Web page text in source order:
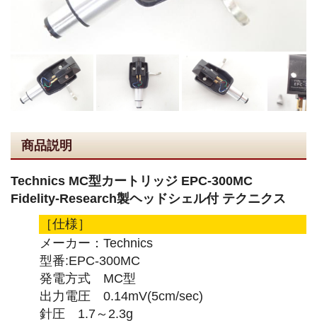
商品説明
Technics MC型カートリッジ EPC-300MC
Fidelity-Research製ヘッドシェル付 テクニクス
［仕様］
メーカー：Technics
型番:EPC-300MC
発電方式 MC型
出力電圧 0.14mV(5cm/sec)
針圧 1.7～2.3g